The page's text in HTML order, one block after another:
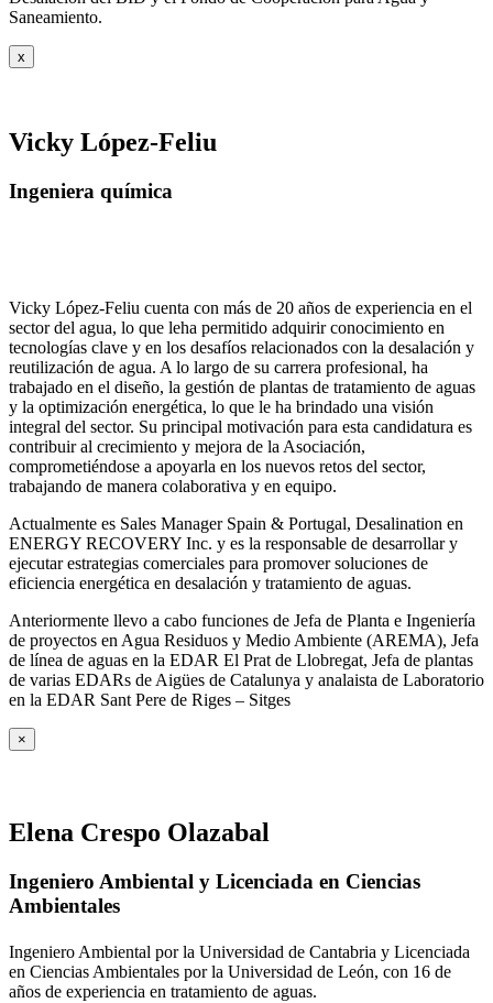
Saneamiento.
x
Vicky López-Feliu
Ingeniera química
Vicky López-Feliu cuenta con más de 20 años de experiencia en el
sector del agua, lo que leha permitido adquirir conocimiento en
tecnologías clave y en los desafíos relacionados con la desalación y
reutilización de agua. A lo largo de su carrera profesional, ha
trabajado en el diseño, la gestión de plantas de tratamiento de aguas
y la optimización energética, lo que le ha brindado una visión
integral del sector. Su principal motivación para esta candidatura es
contribuir al crecimiento y mejora de la Asociación,
comprometiéndose a apoyarla en los nuevos retos del sector,
trabajando de manera colaborativa y en equipo.
Actualmente es Sales Manager Spain & Portugal, Desalination en
ENERGY RECOVERY Inc. y es la responsable de desarrollar y
ejecutar estrategias comerciales para promover soluciones de
eficiencia energética en desalación y tratamiento de aguas.
Anteriormente llevo a cabo funciones de Jefa de Planta e Ingeniería
de proyectos en Agua Residuos y Medio Ambiente (AREMA), Jefa
de línea de aguas en la EDAR El Prat de Llobregat, Jefa de plantas
de varias EDARs de Aigües de Catalunya y analaista de Laboratorio
en la EDAR Sant Pere de Riges – Sitges
×
Elena Crespo Olazabal
Ingeniero Ambiental y Licenciada en Ciencias
Ambientales
Ingeniero Ambiental por la Universidad de Cantabria y Licenciada
en Ciencias Ambientales por la Universidad de León, con 16 de
años de experiencia en tratamiento de aguas.